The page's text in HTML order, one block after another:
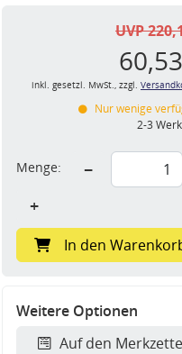
UVP
inkl. gesetzl. MwSt., zzgl.
Nur wenige
2-3
Menge:
−
+
In den
Weitere Optionen
Auf den